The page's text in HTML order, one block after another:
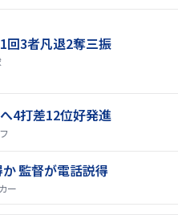
回3者凡退2奪三振
4打差12位好発進
か 監督が電話説得
ー